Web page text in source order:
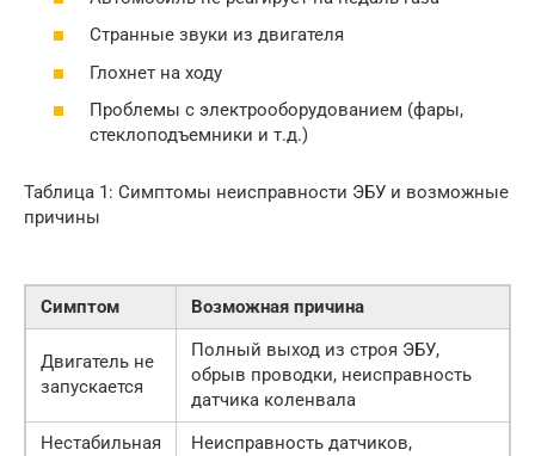
Странные звуки из двигателя
Глохнет на ходу
Проблемы с электрооборудованием (фары,
стеклоподъемники и т.д.)
Таблица 1: Симптомы неисправности ЭБУ и возможные
причины
Симптом Возможная причина
Двигатель не
запускается
Полный выход из строя ЭБУ,
обрыв проводки, неисправность
датчика коленвала
Нестабильная
Неисправность датчиков,